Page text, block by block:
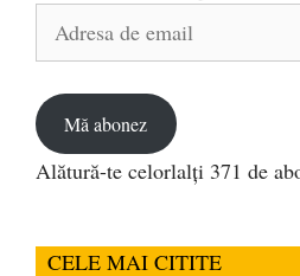
Adresa
Mă abonez
Alătură-te celorlalți 371 de
CELE MAI CITITE